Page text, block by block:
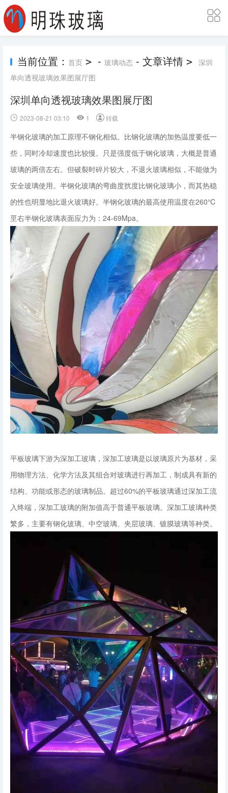
当前位置： 首页 > - 玻璃动态 - 文章详情 > 深圳
单向透视玻璃效果图展厅图
深圳单向透视玻璃效果图展厅图
2023-08-21 03:10 1 转载
半钢化玻璃的加工原理不钢化相似。比钢化玻璃的加热温度要低一
些，同时冷却速度也比较慢。只是强度低于钢化玻璃，大概是普通
玻璃的两倍左右。但破裂时碎片较大，不退火玻璃相似，不能做为
安全玻璃使用。半钢化玻璃的弯曲度扰度比钢化玻璃小，而其热稳
的性也明显地比退火玻璃好。半钢化玻璃的最高使用温度在260℃
巠右半钢化玻璃表面应力为：24-69Mpa。
平板玻璃下游为深加工玻璃，深加工玻璃是以玻璃原片为基材，采
用物理方法、化学方法及其组合对玻璃进行再加工，制成具有新的
结构、功能或形态的玻璃制品。超过60%的平板玻璃通过深加工流
入终端，深加工玻璃的附加值高于普通平板玻璃。深加工玻璃种类
繁多，主要有钢化玻璃、中空玻璃、夹层玻璃、镀膜玻璃等种类。